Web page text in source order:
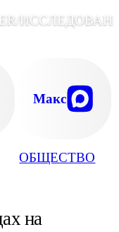
ОБЩЕСТВО
Макс
на